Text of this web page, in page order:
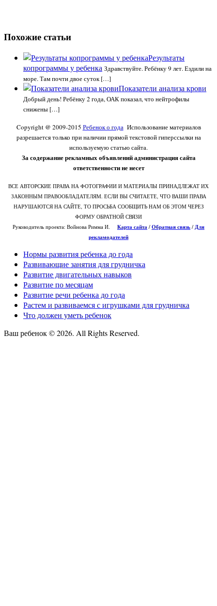
Похожие статьи
Результаты
копрограммы у ребенка Здравствуйте. Ребёнку 9 лет. Ездили на
море. Там почти двое суток […]
Показатели анализа крови
Добрый день! Ребёнку 2 года, ОАК показал, что нейтрофилы
снижены […]
Copyright @ 2009-2015 Ребенок о годаИспользование материалов
разрешается только при наличии прямой текстовой гиперссылки на
используемую статью сайта.
За содержание рекламных объявлений администрация сайта
ответственности не несет
ВСЕ АВТОРСКИЕ ПРАВА НА ФОТОГРАФИИ И МАТЕРИАЛЫ ПРИНАДЛЕЖАТ ИХ
ЗАКОННЫМ ПРАВООБЛАДАТЕЛЯМ. ЕСЛИ ВЫ СЧИТАЕТЕ, ЧТО ВАШИ ПРАВА
НАРУШАЮТСЯ НА САЙТЕ, ТО ПРОСЬБА СООБЩИТЬ НАМ ОБ ЭТОМ ЧЕРЕЗ
ФОРМУ ОБРАТНОЙ СВЯЗИ
Руководитель проекта: Войнова Римма И. Карта сайта / Обратная связь / Для
рекламодателей
Нормы развития ребенка до года
Развивающие занятия для грудничка
Развитие двигательных навыков
Развитие по месяцам
Развитие речи ребенка до года
Растем и развиваемся с игрушками для грудничка
Что должен уметь ребенок
Ваш ребенок © 2026. All Rights Reserved.